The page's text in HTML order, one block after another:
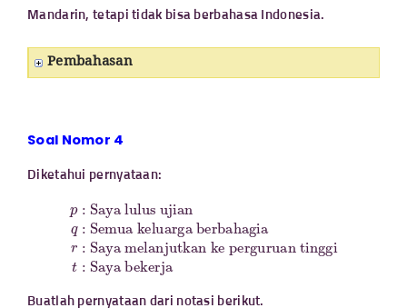
Mandarin, tetapi tidak bisa berbahasa Indonesia.
Pembahasan
Soal Nomor 4
Diketahui pernyataan:
: Saya lulus ujian
Semua keluarga berbahagia Saya melanjutkan ke perguruan tinggit
Buatlah pernyataan dari notasi berikut.